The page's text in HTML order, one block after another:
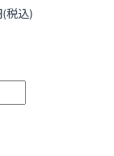
(税込)